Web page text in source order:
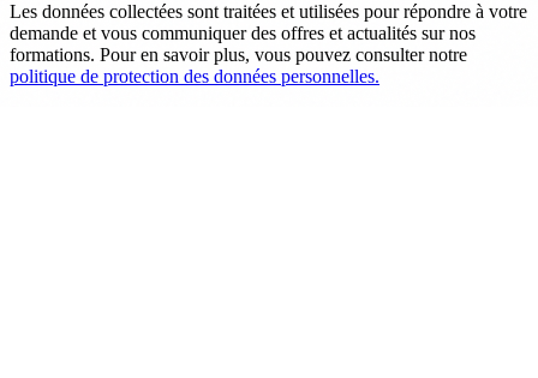
Les données collectées sont traitées et utilisées pour répondre à votre
demande et vous communiquer des offres et actualités sur nos
formations. Pour en savoir plus, vous pouvez consulter notre
politique de protection des données personnelles.